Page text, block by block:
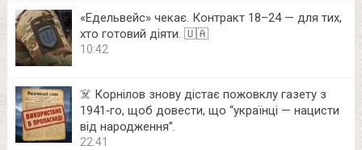
«Едельвейс» чекає. Контракт 18–24 — для тих,
хто готовий діяти. 🇺🇦
10:42
☠️ Корнілов знову дістає пожовклу газету з
1941‑го, щоб довести, що “українці — нацисти
від народження”.
22:41